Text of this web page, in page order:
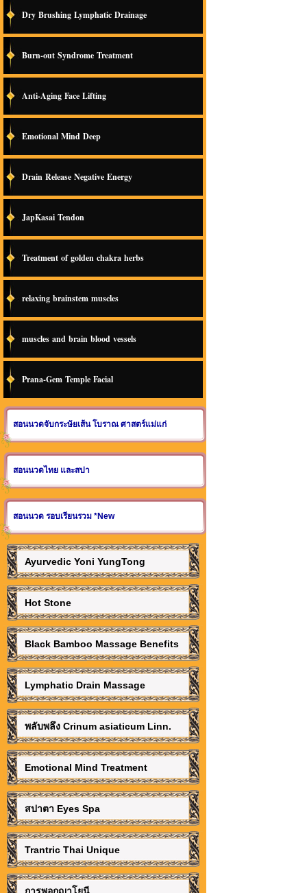
Dry Brushing Lymphatic Drainage
Burn-out Syndrome Treatment
Anti-Aging Face Lifting
Emotional Mind Deep
Drain Release Negative Energy
JapKasai Tendon
Treatment of golden chakra herbs
relaxing brainstem muscles
muscles and brain blood vessels
Prana-Gem Temple Facial
สอนนวดจับกระษัยเส้น โบราณ ศาสตร์แม่แก่
สอนนวดไทย และสปา
สอนนวด รอบเรียนรวม *New
Ayurvedic Yoni YungTong
Hot Stone
Black Bamboo Massage Benefits
Lymphatic Drain Massage
พลับพลึง Crinum asiaticum Linn.
Emotional Mind Treatment
สปาตา Eyes Spa
Trantric Thai Unique